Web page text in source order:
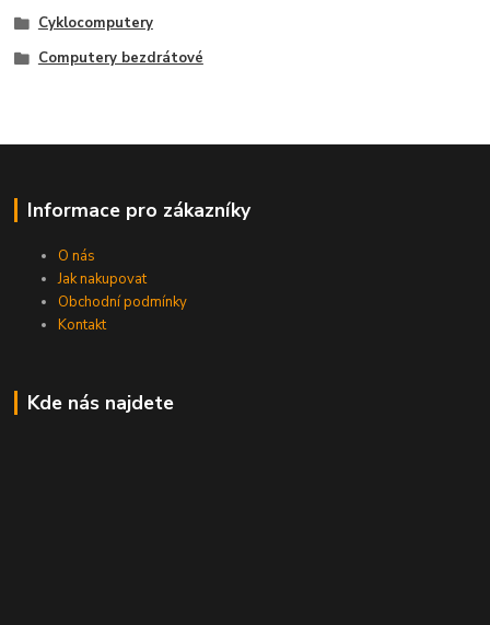
Cyklocomputery
Computery bezdrátové
Informace pro zákazníky
O nás
Jak nakupovat
Obchodní podmínky
Kontakt
Kde nás najdete